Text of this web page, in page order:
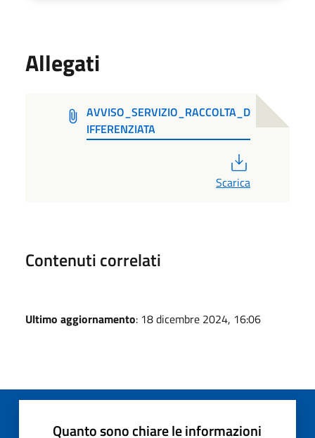
Allegati
AVVISO_SERVIZIO_RACCOLTA_D
IFFERENZIATA
Scarica
Contenuti correlati
Ultimo aggiornamento: 18 dicembre 2024, 16:06
Quanto sono chiare le informazioni